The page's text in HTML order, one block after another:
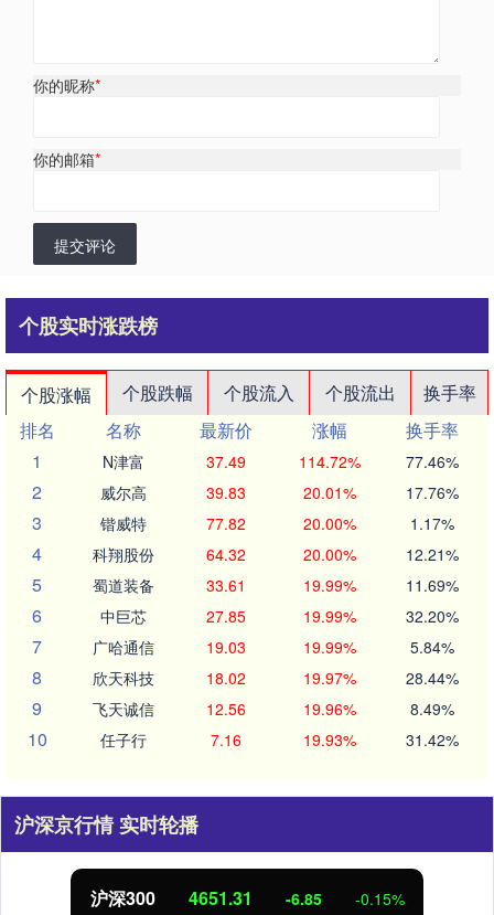
你的昵称*
你的邮箱*
提交评论
个股实时涨跌榜
个股涨幅 个股跌幅 个股流入 个股流出
换手率
排名
名称 最新价 涨幅
换手率
1
N津富 37.49 114.72% 77.46%
2 威尔高 39.83 20.01% 17.76%
3 锴威特 77.82 20.00% 1.17%
4 科翔股份 64.32 20.00% 12.21%
5 蜀道装备 33.61 19.99% 11.69%
6 中巨芯 27.85 19.99% 32.20%
7 广哈通信 19.03 19.99% 5.84%
8 欣天科技 18.02 19.97% 28.44%
9 飞天诚信 12.56 19.96% 8.49%
10 任子行 7.16 19.93% 31.42%
沪深京行情 实时轮播
沪深300 4651.31 -6.85 -0.15%